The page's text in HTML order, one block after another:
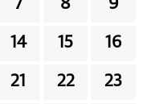
7 8 9
14 15 16
21 22 23